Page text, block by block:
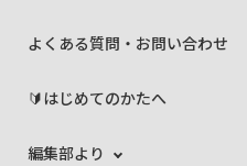
よくある質問・お問い合わせ
🔰はじめてのかたへ
編集部より